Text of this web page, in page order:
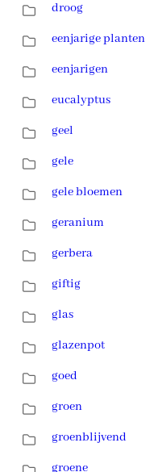
droog
eenjarige planten
eenjarigen
eucalyptus
geel
gele
gele bloemen
geranium
gerbera
giftig
glas
glazenpot
goed
groen
groenblijvend
groene